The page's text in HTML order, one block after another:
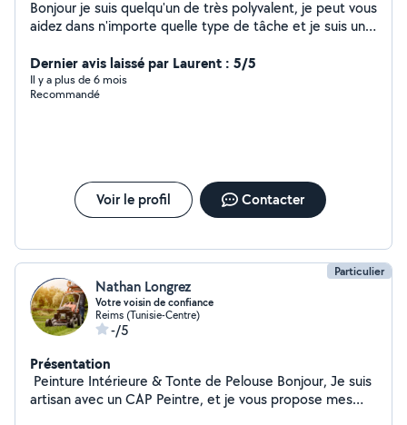
Bonjour je suis quelqu'un de très polyvalent, je peut vous
aidez dans n'importe quelle type de tâche et je suis un
j'entreprends
Dernier avis laissé par Laurent : 5/5
Il y a plus de 6 mois
Recommandé
Voir le profil Contacter
Particulier
Nathan Longrez
Votre voisin de confiance
Reims (Tunisie-Centre)
-/5
Présentation
️ Peinture Intérieure & Tonte de Pelouse Bonjour, Je suis
artisan avec un CAP Peintre, et je vous propose mes